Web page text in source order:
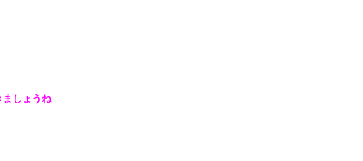
ましょうね